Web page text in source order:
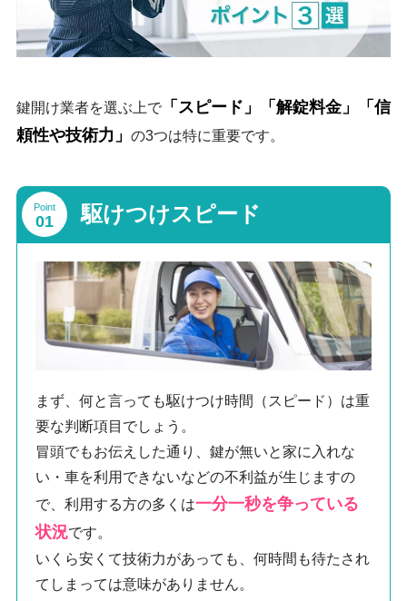
鍵開け業者を選ぶ上で「スピード」「解錠料金」「信
頼性や技術力」 の3つは特に重要です。
Point
01 駆けつけスピード
まず、何と言っても駆けつけ時間（スピード）は重
要な判断項目でしょう。
冒頭でもお伝えした通り、鍵が無いと家に入れな
い・車を利用できないなどの不利益が生じますの
で、利用する方の多くは一分一秒を争っている
状況です。
いくら安くて技術力があっても、何時間も待たされ
てしまっては意味がありません。